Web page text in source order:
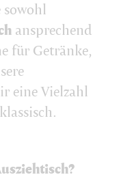
ansprechend
für Getränke,
eine Vielzahl